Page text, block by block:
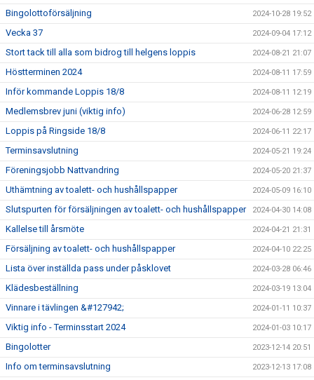
Bingolottoförsäljning 2024-10-28 19:52
Vecka 37 2024-09-04 17:12
Stort tack till alla som bidrog till helgens loppis 2024-08-21 21:07
Höstterminen 2024 2024-08-11 17:59
Inför kommande Loppis 18/8 2024-08-11 12:19
Medlemsbrev juni (viktig info) 2024-06-28 12:59
Loppis på Ringside 18/8 2024-06-11 22:17
Terminsavslutning 2024-05-21 19:24
Föreningsjobb Nattvandring 2024-05-20 21:37
Uthämtning av toalett- och hushållspapper 2024-05-09 16:10
Slutspurten för försäljningen av toalett- och hushållspapper 2024-04-30 14:08
Kallelse till årsmöte 2024-04-21 21:31
Försäljning av toalett- och hushållspapper 2024-04-10 22:25
Lista över inställda pass under påsklovet 2024-03-28 06:46
Klädesbeställning 2024-03-19 13:04
Vinnare i tävlingen &#127942; 2024-01-11 10:37
Viktig info - Terminsstart 2024 2024-01-03 10:17
Bingolotter 2023-12-14 20:51
Info om terminsavslutning 2023-12-13 17:08